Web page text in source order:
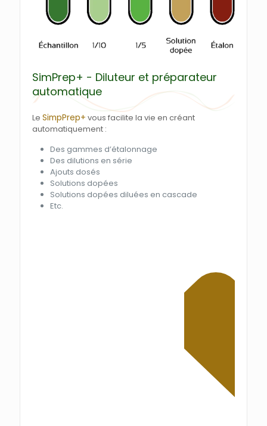
SimPrep+ - Diluteur et préparateur
automatique
Le SimpPrep+ vous facilite la vie en créant
automatiquement :
Des gammes d’étalonnage
Des dilutions en série
Ajouts dosés
Solutions dopées
Solutions dopées diluées en cascade
Etc.